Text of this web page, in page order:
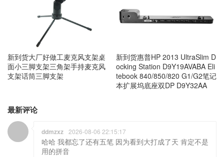
新到货大厂好做工麦克风支架桌
面小三脚支架三角架手持麦克风
支架话筒三脚支架
新到货惠普HP 2013 UltraSlim D
ocking Station D9Y19AVABA Eli
tebook 840/850/820 G1/G2笔记
本扩展坞底座双DP D9Y32AA
最新评论
ddmzxz 2026-08-06 22:15:17
哈哈 我都忘了还有五笔 因为看到大打成了天 肯定不是
用的拼音